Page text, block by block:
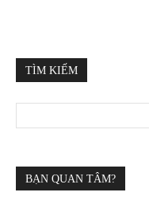
TÌM KIẾM
BẠN QUAN TÂM?